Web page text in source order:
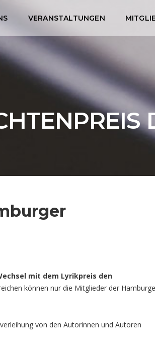
VERANSTALTUNGEN
mit dem Lyrikpreis den
können nur die Mitglieder der
von den Autorinnen und Autoren